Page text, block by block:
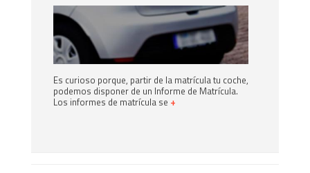
Es curioso porque, partir de la matrícula tu coche,
podemos disponer de un Informe de Matrícula.
Los informes de matrícula se +